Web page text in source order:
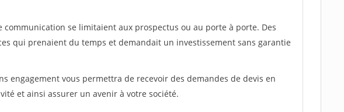
communication se limitaient aux prospectus ou au porte à porte. Des
qui prenaient du temps et demandait un investissement sans garantie
engagement vous permettra de recevoir des demandes de devis en
et ainsi assurer un avenir à votre société.